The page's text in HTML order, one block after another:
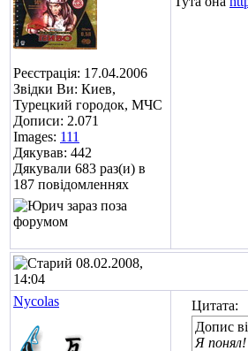
Реєстрація: 17.04.2006
Звідки Ви: Киев,
Турецкий городок, МЧС
Дописи: 2.071
Images: 111
Дякував: 442
Дякували 683 раз(и) в
187 повідомленнях
08.02.2008,
14:04
Nycolas
Цитата:
Допис
Я понял!